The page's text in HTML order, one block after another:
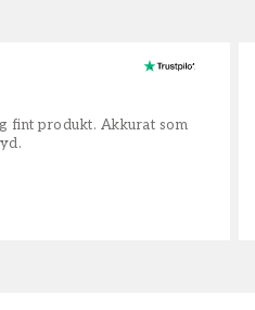
fint produkt. Akkurat som